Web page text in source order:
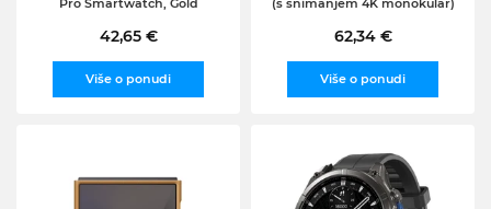
42,65 €
Više o ponudi
62,34 €
Više o ponudi